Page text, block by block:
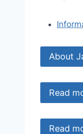
About
Read
Read